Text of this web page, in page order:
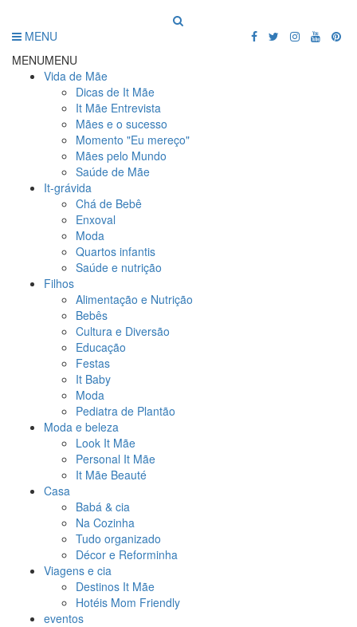
MENU
MENUMENU
Vida de Mãe
Dicas de It Mãe
It Mãe Entrevista
Mães e o sucesso
Momento "Eu mereço"
Mães pelo Mundo
Saúde de Mãe
It-grávida
Chá de Bebê
Enxoval
Moda
Quartos infantis
Saúde e nutrição
Filhos
Alimentação e Nutrição
Bebês
Cultura e Diversão
Educação
Festas
It Baby
Moda
Pediatra de Plantão
Moda e beleza
Look It Mãe
Personal It Mãe
It Mãe Beauté
Casa
Babá & cia
Na Cozinha
Tudo organizado
Décor e Reforminha
Viagens e cia
Destinos It Mãe
Hotéis Mom Friendly
eventos